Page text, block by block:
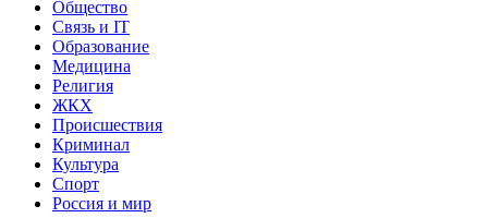
Общество
Связь и IT
Образование
Медицина
Религия
ЖКХ
Происшествия
Криминал
Культура
Спорт
Россия и мир